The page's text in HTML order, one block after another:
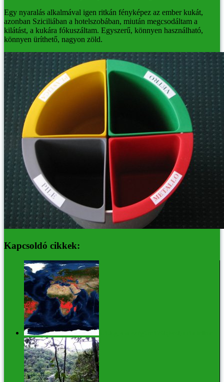
Egy nyaralás alkalmával igen ritkán fényképez az ember kukát,
azonban Sziciliában a hotelszobában, miután megcsodáltam a
kilátást, a kukára fókuszáltam. Egyszerű, könnyen használható,
könnyen üríthető, nagyon zöld.
Kapcsoldó cikkek: